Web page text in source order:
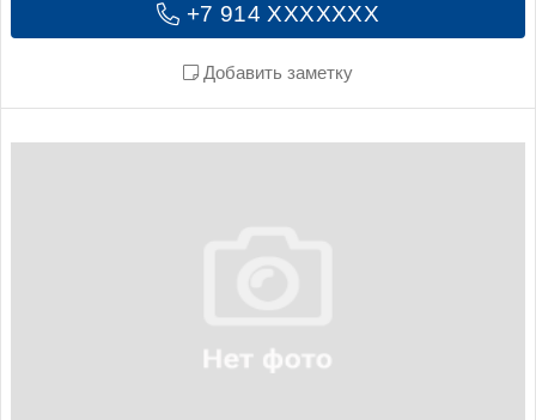
+7 914 XXXXXXX
Добавить заметку